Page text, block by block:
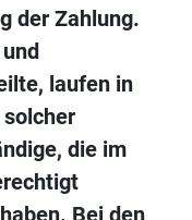
der Zahlung.
laufen in
die im
Bei den